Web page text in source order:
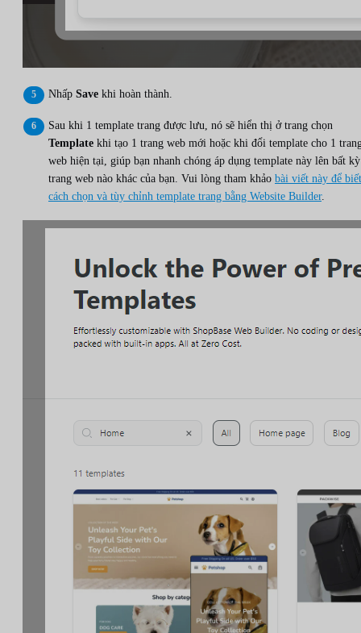
Nhấp Save khi hoàn thành.
Sau khi 1 template trang được lưu, nó sẽ hiển thị ở trang chọn
Template khi tạo 1 trang web mới hoặc khi đổi template cho 1
web hiện tại, giúp bạn nhanh chóng áp dụng template này lên bất kỳ
trang web nào khác của bạn. Vui lòng tham khảo bài viết này để biết
cách chọn và tùy chỉnh template trang bằng Website Builder.